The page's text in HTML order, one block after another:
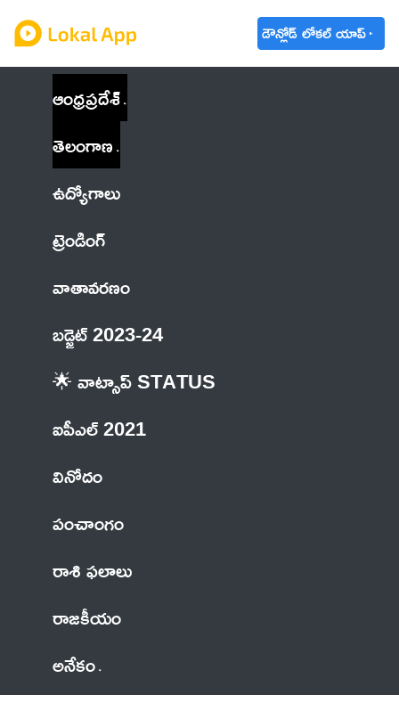
డౌన్లోడ్ లోకల్ యాప్
ఆంధ్రప్రదేశ్
తెలంగాణ
ఉద్యోగాలు
ట్రెండింగ్
వాతావరణం
బడ్జెట్ 2023-24
🌟 వాట్సాప్ STATUS
ఐపీఎల్ 2021
వినోదం
పంచాంగం
రాశి ఫలాలు
రాజకీయం
అనేకం